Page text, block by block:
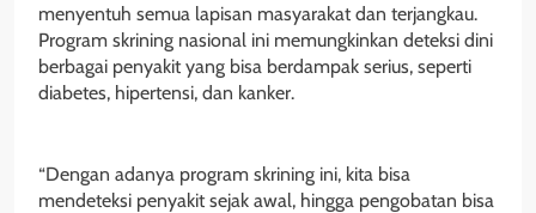
menyentuh semua lapisan masyarakat dan terjangkau.
Program skrining nasional ini memungkinkan deteksi dini
berbagai penyakit yang bisa berdampak serius, seperti
diabetes, hipertensi, dan kanker.
“Dengan adanya program skrining ini, kita bisa
mendeteksi penyakit sejak awal, hingga pengobatan bisa